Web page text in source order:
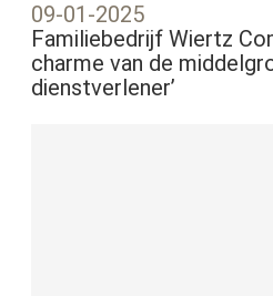
09-01-2025
Familiebedrijf Wiertz
charme van de
dienstverlener’